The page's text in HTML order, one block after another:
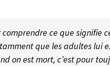
comprendre ce que signifie
que les adultes lui
on est mort, c’est pour